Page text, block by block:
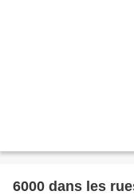
6000 dans les